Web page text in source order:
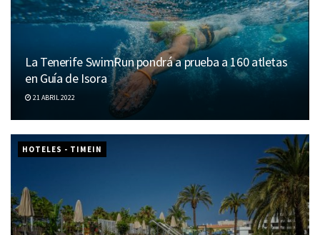
La Tenerife SwimRun pondrá a prueba a 160 atletas
en Guía de Isora
21 ABRIL 2022
HOTELES - TIMEIN